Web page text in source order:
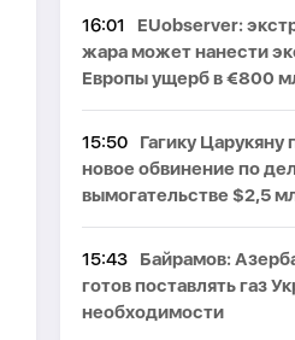
16:01
EUobserver:
жара может нанести
Европы ущерб в €800
15:50
Гагику Царукяну
новое обвинение по
вымогательстве $2,5
15:43
Байрамов:
готов поставлять газ
необходимости